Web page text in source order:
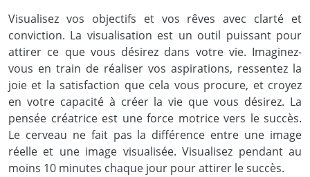
Visualisez vos objectifs et vos rêves avec clarté et
conviction. La visualisation est un outil puissant pour
attirer ce que vous désirez dans votre vie. Imaginez-
vous en train de réaliser vos aspirations, ressentez la
joie et la satisfaction que cela vous procure, et croyez
en votre capacité à créer la vie que vous désirez. La
pensée créatrice est une force motrice vers le succès.
Le cerveau ne fait pas la différence entre une image
réelle et une image visualisée. Visualisez pendant au
moins 10 minutes chaque jour pour attirer le succès.